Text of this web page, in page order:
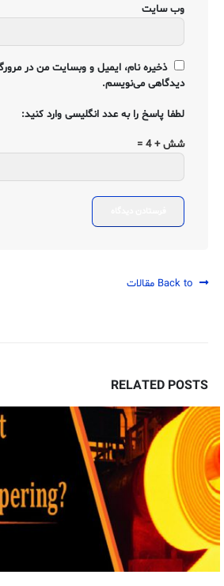
وب‌ سایت
ذخیره نام، ایمیل و وبسایت من در
دیدگاهی می‌نویسم.
لطفا پاسخ را به عدد انگلیسی وارد کنید:
شش + 4 =
RELATED POSTS